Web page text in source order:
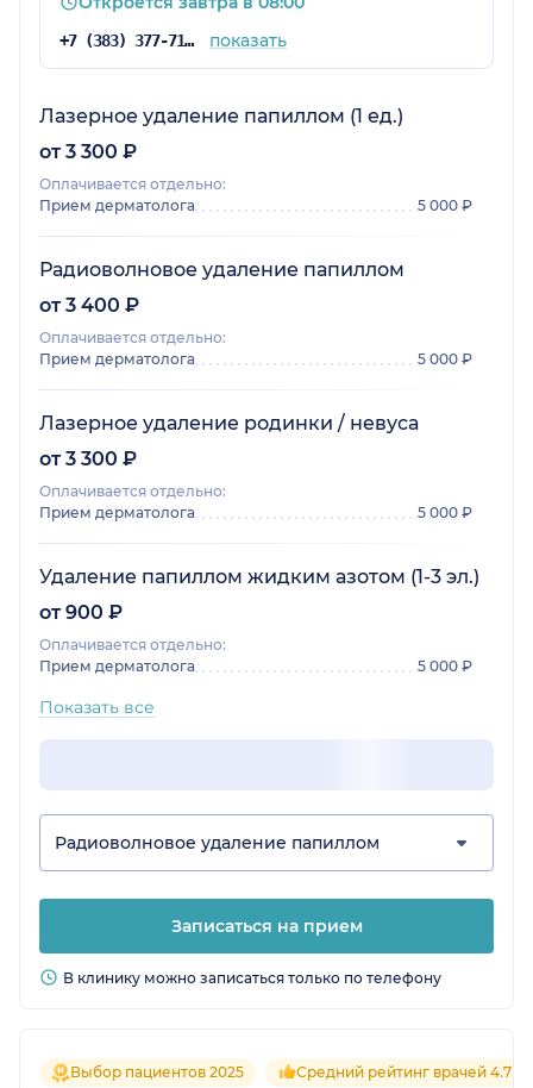
+7 (383) 377-71-32 показать
Лазерное удаление папиллом (1 ед.)
от 3 300 ₽
Оплачивается отдельно:
Прием дерматолога
5 000 ₽
Радиоволновое удаление папиллом
от 3 400 ₽
Оплачивается отдельно:
Прием дерматолога
5 000 ₽
Лазерное удаление родинки / невуса
от 3 300 ₽
Оплачивается отдельно:
Прием дерматолога
5 000 ₽
Удаление папиллом жидким азотом (1-3 эл.)
от 900 ₽
Оплачивается отдельно:
Прием дерматолога
5 000 ₽
Показать все
Радиоволновое удаление папиллом
Записаться на прием
В клинику можно записаться только по телефону
Выбор пациентов 2025 Средний рейтинг врачей 4.7